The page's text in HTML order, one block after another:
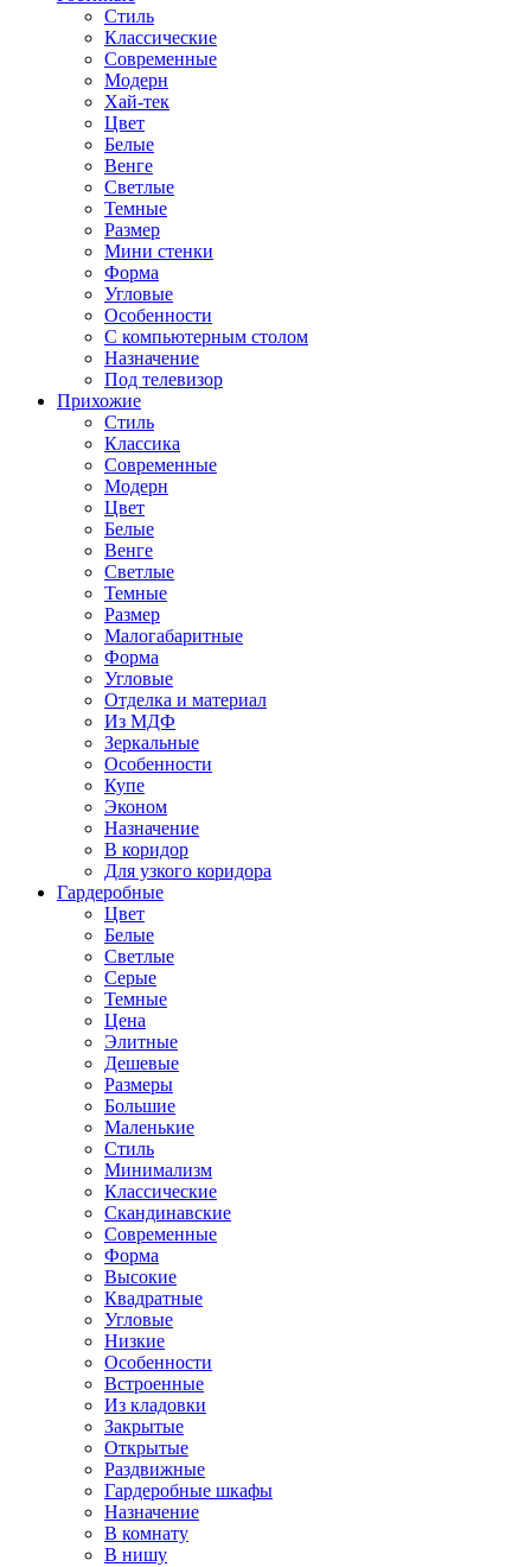
Стиль
Классические
Современные
Модерн
Хай-тек
Цвет
Белые
Венге
Светлые
Темные
Размер
Мини стенки
Форма
Угловые
Особенности
С компьютерным столом
Назначение
Под телевизор
Прихожие
Стиль
Классика
Современные
Модерн
Цвет
Белые
Венге
Светлые
Темные
Размер
Малогабаритные
Форма
Угловые
Отделка и материал
Из МДФ
Зеркальные
Особенности
Купе
Эконом
Назначение
В коридор
Для узкого коридора
Гардеробные
Цвет
Белые
Светлые
Серые
Темные
Цена
Элитные
Дешевые
Размеры
Большие
Маленькие
Стиль
Минимализм
Классические
Скандинавские
Современные
Форма
Высокие
Квадратные
Угловые
Низкие
Особенности
Встроенные
Из кладовки
Закрытые
Открытые
Раздвижные
Гардеробные шкафы
Назначение
В комнату
В нишу